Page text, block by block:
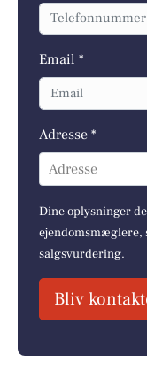
Email *
Adresse *
Adresse
Dine oplysninger
ejendomsmæglere,
salgsvurdering.
Bliv